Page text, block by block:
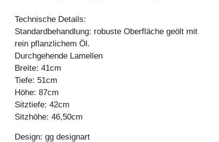
Technische Details:
Standardbehandlung: robuste Oberfläche geölt mit
rein pflanzlichem Öl.
Durchgehende Lamellen
Breite: 41cm
Tiefe: 51cm
Höhe: 87cm
Sitztiefe: 42cm
Sitzhöhe: 46,50cm
Design: gg designart